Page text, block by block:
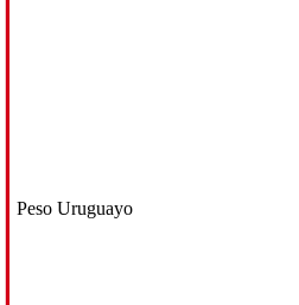
Peso Uruguayo